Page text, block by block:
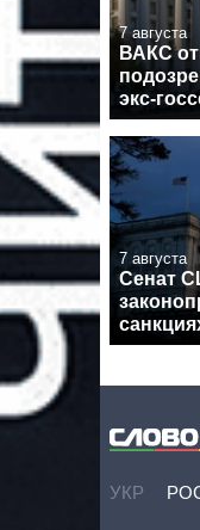
7 августа
ВАКС
экс-
7 августа
Сенат
УКР